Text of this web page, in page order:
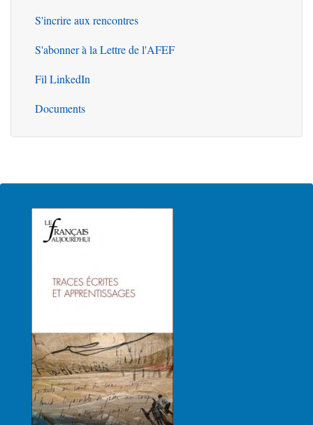
S'incrire aux rencontres
S'abonner à la Lettre de l'AFEF
Fil LinkedIn
Documents